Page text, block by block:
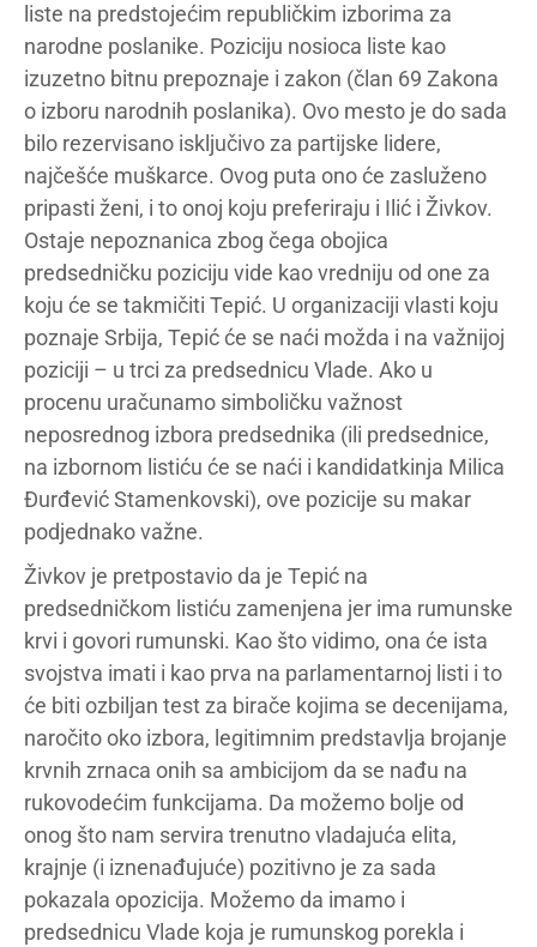
liste na predstojećim republičkim izborima za
narodne poslanike. Poziciju nosioca liste kao
izuzetno bitnu prepoznaje i zakon (član 69 Zakona
o izboru narodnih poslanika). Ovo mesto je do sada
bilo rezervisano isključivo za partijske lidere,
najčešće muškarce. Ovog puta ono će zasluženo
pripasti ženi, i to onoj koju preferiraju i Ilić i Živkov.
Ostaje nepoznanica zbog čega obojica
predsedničku poziciju vide kao vredniju od one za
koju će se takmičiti Tepić. U organizaciji vlasti koju
poznaje Srbija, Tepić će se naći možda i na važnijoj
poziciji – u trci za predsednicu Vlade. Ako u
procenu uračunamo simboličku važnost
neposrednog izbora predsednika (ili predsednice,
na izbornom listiću će se naći i kandidatkinja Milica
Đurđević Stamenkovski), ove pozicije su makar
podjednako važne.
Živkov je pretpostavio da je Tepić na
predsedničkom listiću zamenjena jer ima rumunske
krvi i govori rumunski. Kao što vidimo, ona će ista
svojstva imati i kao prva na parlamentarnoj listi i to
će biti ozbiljan test za birače kojima se decenijama,
naročito oko izbora, legitimnim predstavlja brojanje
krvnih zrnaca onih sa ambicijom da se nađu na
rukovodećim funkcijama. Da možemo bolje od
onog što nam servira trenutno vladajuća elita,
krajnje (i iznenađujuće) pozitivno je za sada
pokazala opozicija. Možemo da imamo i
predsednicu Vlade koja je rumunskog porekla i